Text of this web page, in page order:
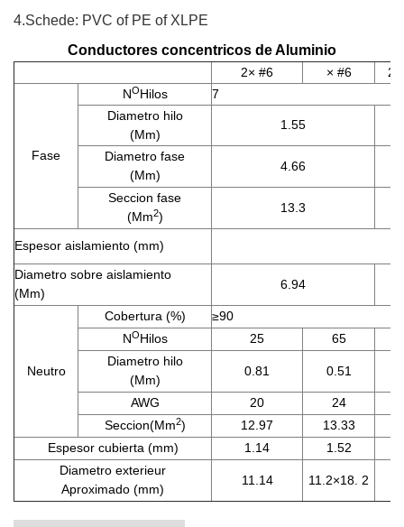
4.Schede: PVC of PE of XLPE
Conductores concentricos de Aluminio
2× #6 × #6 2
Fase
NOHilos
7
Diametro hilo
(Mm)
1.55
Diametro fase
(Mm)
4.66
Seccion fase
(Mm2)
13.3
Espesor aislamiento (mm)
Diametro sobre aislamiento
(Mm)
6.94
Neutro
Cobertura (%)
≥90
NOHilos 25 65
Diametro hilo
(Mm)
0.81 0.51
AWG 20 24
Seccion(Mm2) 12.97 13.33
Espesor cubierta (mm)
1.14 1.52
Diametro exterieur
Aproximado (mm)
11.14 11.2×18. 2